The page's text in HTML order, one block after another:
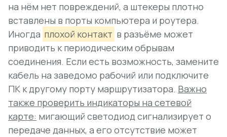
на нём нет повреждений, а штекеры плотно
вставлены в порты компьютера и роутера.
Иногда плохой контакт в разъёме может
приводить к периодическим обрывам
соединения. Если есть возможность, замените
кабель на заведомо рабочий или подключите
ПК к другому порту маршрутизатора. Важно
также проверить индикаторы на сетевой
карте: мигающий светодиод сигнализирует о
передаче данных, а его отсутствие может